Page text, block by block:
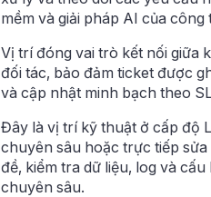
mềm và giải pháp AI của công
Vị trí đóng vai trò kết nối giữa
đối tác, bảo đảm ticket được
và cập nhật minh bạch theo
Đây là vị trí kỹ thuật ở cấp độ
chuyên sâu hoặc trực tiếp
đề, kiểm tra dữ liệu, log và
chuyên sâu.